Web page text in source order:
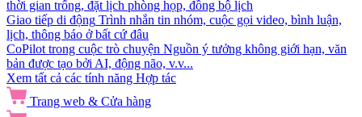
thời gian trống, đặt lịch phòng họp, đồng bộ lịch
Giao tiếp di động Trình nhắn tin nhóm, cuộc gọi video, bình luận,
lịch, thông báo ở bất cứ đâu
CoPilot trong cuộc trò chuyện Nguồn ý tưởng không giới hạn, văn
bản được tạo bởi AI, động não, v.v...
Xem tất cả các tính năng Hợp tác
Trang web & Cửa hàng